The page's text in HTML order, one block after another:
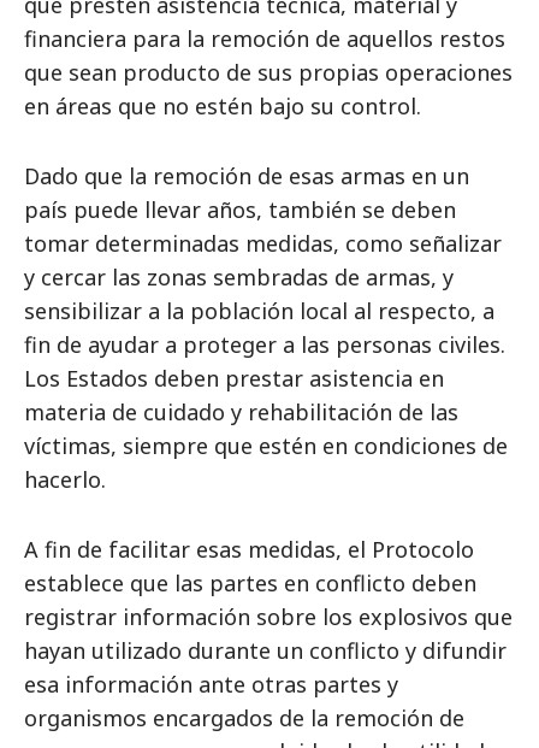
financiera para la remoción de aquellos restos
que sean producto de sus propias operaciones
en áreas que no estén bajo su control.
Dado que la remoción de esas armas en un
país puede llevar años, también se deben
tomar determinadas medidas, como señalizar
y cercar las zonas sembradas de armas, y
sensibilizar a la población local al respecto, a
fin de ayudar a proteger a las personas civiles.
Los Estados deben prestar asistencia en
materia de cuidado y rehabilitación de las
víctimas, siempre que estén en condiciones de
hacerlo.
A fin de facilitar esas medidas, el Protocolo
establece que las partes en conflicto deben
registrar información sobre los explosivos que
hayan utilizado durante un conflicto y difundir
esa información ante otras partes y
organismos encargados de la remoción de